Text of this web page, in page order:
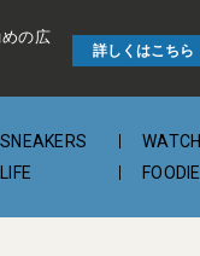
の広
詳しくはこちら
SNEAKERS WATCH
LIFE FOODIE